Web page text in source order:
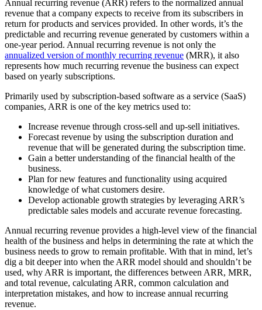
Annual recurring revenue (ARR) refers to the normalized annual
revenue that a company expects to receive from its subscribers in
return for products and services provided. In other words, it’s the
predictable and recurring revenue generated by customers within a
one-year period. Annual recurring revenue is not only the
annualized version of monthly recurring revenue (MRR), it also
represents how much recurring revenue the business can expect
based on yearly subscriptions.
Primarily used by subscription-based software as a service (SaaS)
companies, ARR is one of the key metrics used to:
Increase revenue through cross-sell and up-sell initiatives.
Forecast revenue by using the subscription duration and
revenue that will be generated during the subscription time.
Gain a better understanding of the financial health of the
business.
Plan for new features and functionality using acquired
knowledge of what customers desire.
Develop actionable growth strategies by leveraging ARR’s
predictable sales models and accurate revenue forecasting.
Annual recurring revenue provides a high-level view of the financial
health of the business and helps in determining the rate at which the
business needs to grow to remain profitable. With that in mind, let’s
dig a bit deeper into when the ARR model should and shouldn’t be
used, why ARR is important, the differences between ARR, MRR,
and total revenue, calculating ARR, common calculation and
interpretation mistakes, and how to increase annual recurring
revenue.